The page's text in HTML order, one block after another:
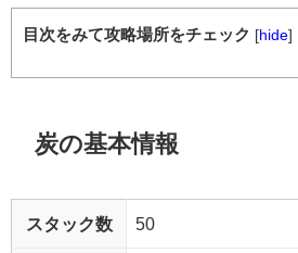
目次をみて攻略場所をチェック [hide]
炭の基本情報
スタック数 50